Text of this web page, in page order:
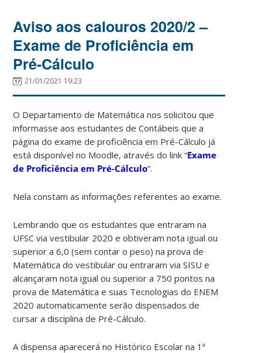
Aviso aos calouros 2020/2 –
Exame de Proficiência em
Pré-Cálculo
21/01/2021 19:23
O Departamento de Matemática nos solicitou que
informasse aos estudantes de Contábeis que a
página do exame de proficiência em Pré-Cálculo já
está disponível no Moodle, através do link “Exame
de Proficiência em Pré-Cálculo“.
Nela constam as informações referentes ao exame.
Lembrando que os estudantes que entraram na
UFSC via vestibular 2020 e obtiveram nota igual ou
superior a 6,0 (sem contar o peso) na prova de
Matemática do vestibular ou entraram via SISU e
alcançaram nota igual ou superior a 750 pontos na
prova de Matemática e suas Tecnologias do ENEM
2020 automaticamente serão dispensados de
cursar a disciplina de Pré-Cálculo.
A dispensa aparecerá no Histórico Escolar na 1ª